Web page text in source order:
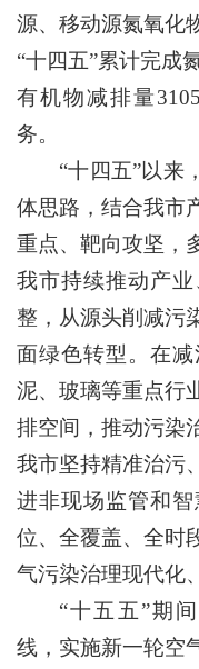
源、移动源氮氧化
“十四五”累计完成
有机物减排量
务。
“十四五”以来
体思路，结合我市
重点、靶向攻坚，
我市持续推动产
整，从源头削减污
面绿色转型。在
泥、玻璃等重点行
排空间，推动污染
我市坚持精准治污
进非现场监管和
位、全覆盖、全时
气污染治理现代化
“十五五”期
线，实施新一轮空